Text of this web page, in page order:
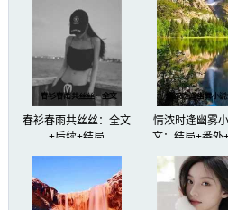
众人环顾了一圈，也
便把视线都落在了一
“衣不如新，人不如故
“可怜的前男友，怕是
春衫春雨共丝丝：全文
+后续+结局
情浓时逢幽雾
文：结局+番外